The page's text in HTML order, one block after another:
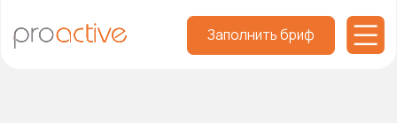
Заполнить бриф